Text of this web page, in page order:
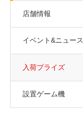
店舗情報
イベント&ニュース
入荷プライズ
設置ゲーム機